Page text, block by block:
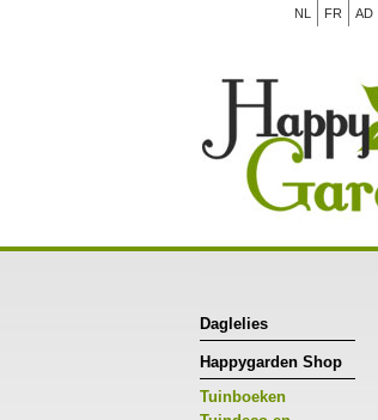
NL FR AD
Daglelies
Happygarden Shop
Tuinboeken